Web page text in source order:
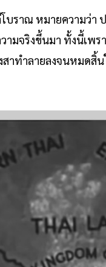
บราณ หมายความว่
ามจริงขึ้นมา ทั้งนี้เพ
สาทำลายลงจนหมด